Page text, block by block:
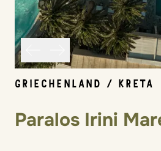
GRIECHENLAND / KRETA
Paralos Irini